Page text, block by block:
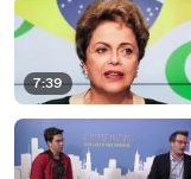
7:39